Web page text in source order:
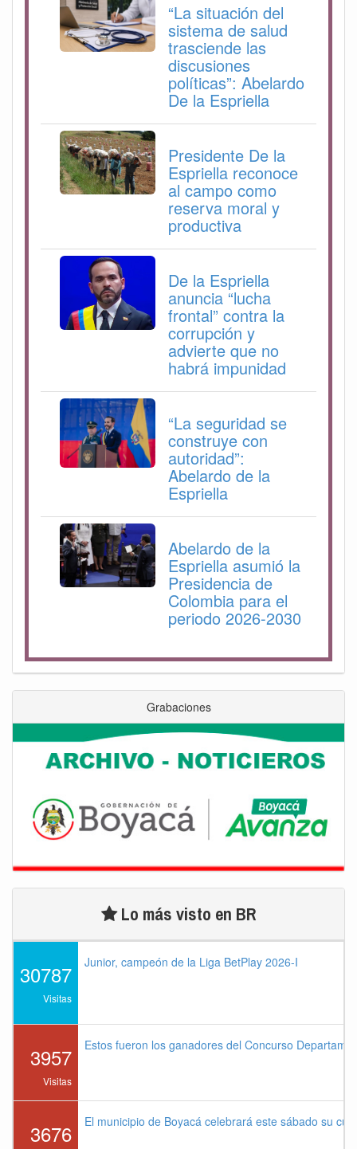
“La situación del
sistema de salud
trasciende las
discusiones
políticas”: Abelardo
De la Espriella
Presidente De la
Espriella reconoce
al campo como
reserva moral y
productiva
De la Espriella
anuncia “lucha
frontal” contra la
corrupción y
advierte que no
habrá impunidad
“La seguridad se
construye con
autoridad”:
Abelardo de la
Espriella
Abelardo de la
Espriella asumió la
Presidencia de
Colombia para el
periodo 2026-2030
Grabaciones
Lo más visto en BR
30787
Visitas
Junior, campeón de la Liga BetPlay 2026-I
3957
Visitas
Estos fueron los ganadores del Concurso
3676 El municipio de Boyacá celebrará este sábado su